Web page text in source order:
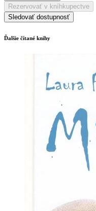
Rezervovať v kníhkupectve
Sledovať dostupnosť
Ďalšie čítané knihy